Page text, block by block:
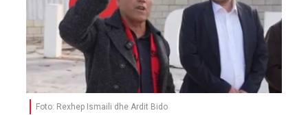
Foto: Rexhep Ismaili dhe Ardit Bido